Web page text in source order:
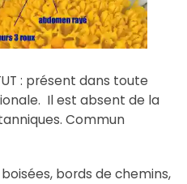
: présent dans toute
Il est absent de la
Commun
boisées, bords de chemins,